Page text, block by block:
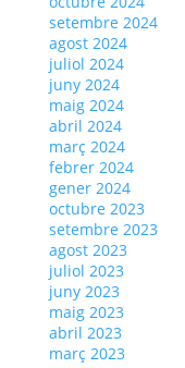
setembre 2024
agost 2024
juliol 2024
juny 2024
maig 2024
abril 2024
març 2024
febrer 2024
gener 2024
octubre 2023
setembre 2023
agost 2023
juliol 2023
juny 2023
maig 2023
abril 2023
març 2023